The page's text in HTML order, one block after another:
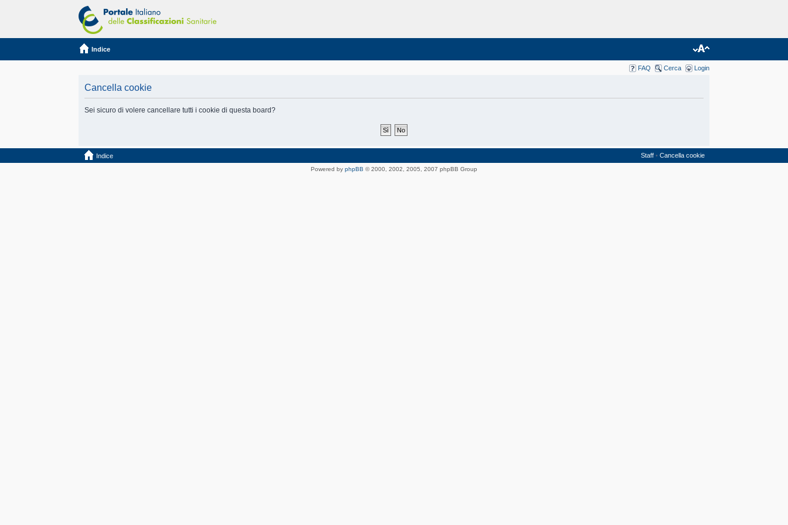
Indice
FAQ Cerca Login
Cancella cookie
Sei sicuro di volere cancellare tutti i cookie di questa board?
Indice Staff• Cancella cookie
Powered by phpBB © 2000, 2002, 2005, 2007 phpBB Group